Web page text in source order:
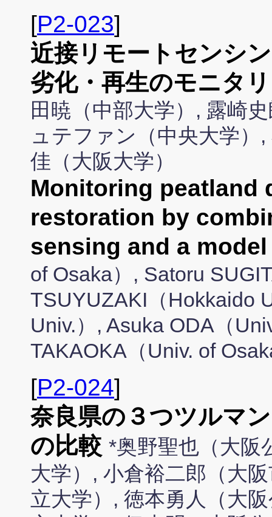
[P2-023]
近接リモートセンシ
劣化・再生のモニタ
田暁（中部大学）, 露崎
ュテファン（中央大学）
佳（大阪大学）
Monitoring peatland
restoration by
sensing and a model
of Osaka）, Satoru
TSUYUZAKI（Hokkaido
Univ.）, Asuka ODA（
TAKAOKA（Univ. of
[P2-024]
奈良県の３つツルマ
の比較 *奥野聖也（大阪
大学）, 小倉裕二郎（大
立大学）, 徳本勇人（大